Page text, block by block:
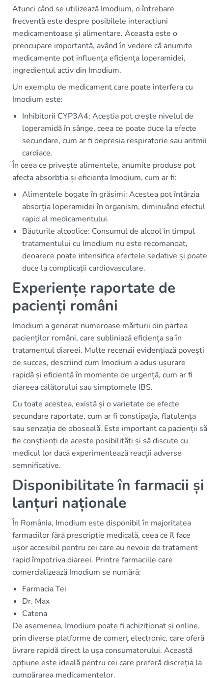
Atunci când se utilizează Imodium, o întrebare
frecventă este despre posibilele interacțiuni
medicamentoase și alimentare. Aceasta este o
preocupare importantă, având în vedere că anumite
medicamente pot influența eficiența loperamidei,
ingredientul activ din Imodium.
Un exemplu de medicament care poate interfera cu
Imodium este:
Inhibitorii CYP3A4: Aceștia pot crește nivelul de
loperamidă în sânge, ceea ce poate duce la efecte
secundare, cum ar fi depresia respiratorie sau aritmii
cardiace.
În ceea ce privește alimentele, anumite produse pot
afecta absorbția și eficiența Imodium, cum ar fi:
Alimentele bogate în grăsimi: Acestea pot întârzia
absorția loperamidei în organism, diminuând efectul
rapid al medicamentului.
Băuturile alcoolice: Consumul de alcool în timpul
tratamentului cu Imodium nu este recomandat,
deoarece poate intensifica efectele sedative și poate
duce la complicații cardiovasculare.
Experiențe raportate de
pacienți români
Imodium a generat numeroase mărturii din partea
pacienților români, care subliniază eficiența sa în
tratamentul diareei. Multe recenzii evidențiază povești
de succes, descriind cum Imodium a adus ușurare
rapidă și eficientă în momente de urgență, cum ar fi
diareea călătorului sau simptomele IBS.
Cu toate acestea, există și o varietate de efecte
secundare raportate, cum ar fi constipația, flatulența
sau senzația de oboseală. Este important ca pacienții să
fie conștienți de aceste posibilități și să discute cu
medicul lor dacă experimentează reacții adverse
semnificative.
Disponibilitate în farmacii și
lanțuri naționale
În România, Imodium este disponibil în majoritatea
farmaciilor fără prescripție medicală, ceea ce îl face
ușor accesibil pentru cei care au nevoie de tratament
rapid împotriva diareei. Printre farmaciile care
comercializează Imodium se numără:
Farmacia Tei
Dr. Max
Catena
De asemenea, Imodium poate fi achiziționat și online,
prin diverse platforme de comerț electronic, care oferă
livrare rapidă direct la ușa consumatorului. Această
opțiune este ideală pentru cei care preferă discreția la
cumpărarea medicamentelor.